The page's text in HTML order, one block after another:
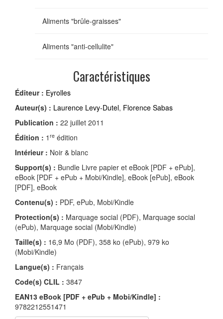
Aliments "brûle-graisses"
Aliments "anti-cellulite"
Caractéristiques
Éditeur : Eyrolles
Auteur(s) : Laurence Levy-Dutel, Florence Sabas
Publication : 22 juillet 2011
Édition : 1 re édition
Intérieur : Noir & blanc
Support(s) : Bundle Livre papier et eBook [PDF + ePub],
eBook [PDF + ePub + Mobi/Kindle], eBook [ePub], eBook
[PDF], eBook
Contenu(s) : PDF, ePub, Mobi/Kindle
Protection(s) : Marquage social (PDF), Marquage social
(ePub), Marquage social (Mobi/Kindle)
Taille(s) : 16,9 Mo (PDF), 358 ko (ePub), 979 ko
(Mobi/Kindle)
Langue(s) : Français
Code(s) CLIL : 3847
EAN13 eBook [PDF + ePub + Mobi/Kindle] :
9782212551471